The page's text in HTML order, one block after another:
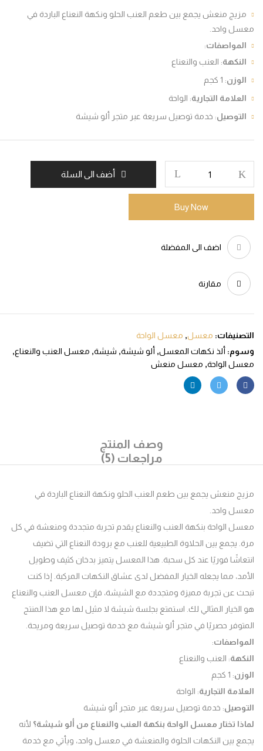
منعش يجمع بين طعم العنب الحلو ونكهة النعناع الباردة في
واحد.
:
: العنب والنعناع
: 1 كجم
التجارية: الواحة
: خدمة توصيل سريعة عبر متجر ألو شيشة
أضف الى السلة
Buy Now
اضف الى المفضلة
مقارنة
معسل,معسل الواحة
ألذ نكهات المعسل,ألو شيشة,شيشة,معسل العنب والنعناع,
الواحة ,معسل منعش
وصف المنتج
مراجعات (5)
منعش يجمع بين طعم العنب الحلو ونكهة النعناع الباردة في
واحد.
الواحة بنكهة العنب والنعناع يقدم تجربة متجددة ومنعشة في كل
يجمع بين الحلاوة الطبيعية للعنب مع برودة النعناع التي تضيف
فوريًا عند كل سحبة. هذا المعسل يتميز بدخان كثيف وطويل
مما يجعله الخيار المفضل لدى عشاق النكهات المركبة. إذا كنت
عن تجربة مميزة ومتجددة مع الشيشة، فإن معسل العنب والنعناع
المثالي لك. استمتع بجلسة شيشة لا مثيل لها مع هذا المنتج
حصريًا في متجر ألو شيشة مع خدمة توصيل سريعة ومريحة.
:
: العنب والنعناع
: 1 كجم
التجارية: الواحة
: خدمة توصيل سريعة عبر متجر ألو شيشة
تختار معسل الواحة بنكهة العنب والنعناع من ألو شيشة؟لأنه
بين النكهات الحلوة والمنعشة في معسل واحد، ويأتي مع خدمة